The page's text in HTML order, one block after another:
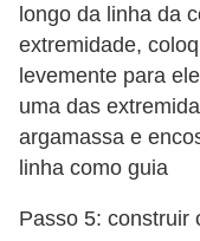
longo da linha da
extremidade,
levemente para
uma das
argamassa e
linha como guia
Passo 5: construir